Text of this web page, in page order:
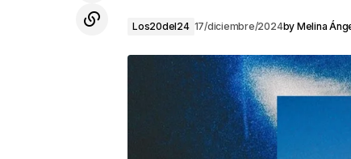
Los20del24 17/diciembre/2024by Melina